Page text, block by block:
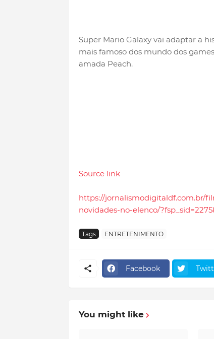
Super Mario Galaxy vai adaptar a
mais famoso dos mundo dos
amada Peach.
Source link
https://jornalismodigitaldf.com.br/
novidades-no-elenco/
Tags ENTRETENIMENTO
Facebook
You might like